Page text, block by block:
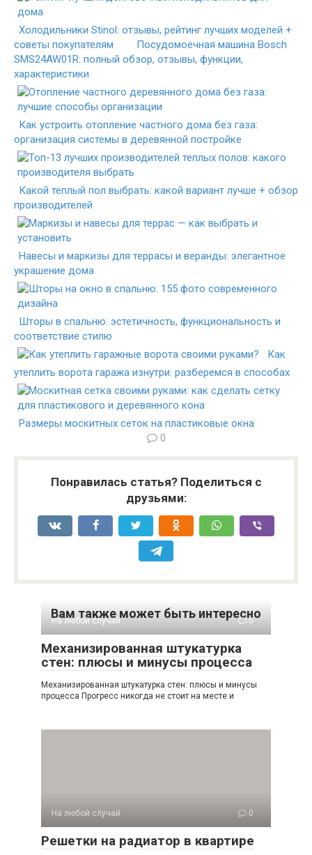
Холодильники Stinol: отзывы, рейтинг лучших моделей +
советы покупателям
Посудомоечная машина Bosch
SMS24AW01R: полный обзор, отзывы, функции,
характеристики
Как устроить отопление частного дома без газа:
организация системы в деревянной постройке
Какой теплый пол выбрать: какой вариант лучше + обзор
производителей
Навесы и маркизы для террасы и веранды: элегантное
украшение дома
Шторы в спальню: эстетичность, функциональность и
соответствие стилю
Как
утеплить ворота гаража изнутри: разберемся в способах
Размеры москитных сеток на пластиковые окна
0
Понравилась статья? Поделиться с
друзьями:
Вам также может быть интересно
На любой случай 0
Механизированная штукатурка
стен: плюсы и минусы процесса
Механизированная штукатурка стен: плюсы и минусы
процесса Прогресс никогда не стоит на месте и
На любой случай 0
Решетки на радиатор в квартире